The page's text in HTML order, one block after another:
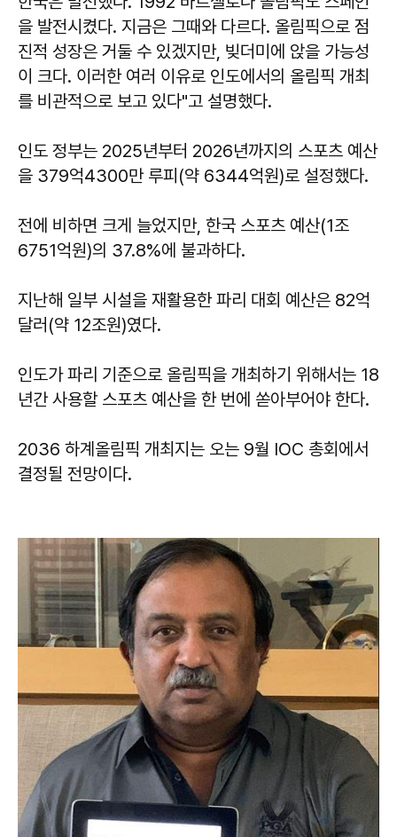
을 발전시켰다. 지금은 그때와 다르다. 올림픽으로 점
진적 성장은 거둘 수 있겠지만, 빚더미에 앉을 가능성
이 크다. 이러한 여러 이유로 인도에서의 올림픽 개최
를 비관적으로 보고 있다"고 설명했다.
인도 정부는 2025년부터 2026년까지의 스포츠 예산
을 379억4300만 루피(약 6344억원)로 설정했다.
전에 비하면 크게 늘었지만, 한국 스포츠 예산(1조
6751억원)의 37.8%에 불과하다.
지난해 일부 시설을 재활용한 파리 대회 예산은 82억
달러(약 12조원)였다.
인도가 파리 기준으로 올림픽을 개최하기 위해서는 18
년간 사용할 스포츠 예산을 한 번에 쏟아부어야 한다.
2036 하계올림픽 개최지는 오는 9월 IOC 총회에서
결정될 전망이다.